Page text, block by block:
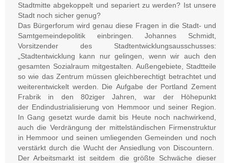
Stadtmitte abgekoppelt und separiert zu werden? Ist unsere
Stadt noch sicher genug?
Das Bürgerforum wird genau diese Fragen in die Stadt- und
Samtgemeindepolitik einbringen. Johannes Schmidt,
Vorsitzender des Stadtentwicklungsausschusses:
„Stadtentwicklung kann nur gelingen, wenn wir auch den
gesamten Sozialraum mitgestalten. Außengebiete, Stadtteile
so wie das Zentrum müssen gleichberechtigt betrachtet und
weiterentwickelt werden. Die Aufgabe der Portland Zement
Frabrik in den 80ziger Jahren, war der Höhepunkt
der Endindustrialisierung von Hemmoor und seiner Region.
In Gang gesetzt wurde damit bis Heute noch nachwirkend,
auch die Verdrängung der mittelständischen Firmenstruktur
in Hemmoor und seinen umliegenden Gemeinden und noch
verstärkt durch die Wucht der Ansiedlung von Discountern.
Der Arbeitsmarkt ist seitdem die größte Schwäche dieser